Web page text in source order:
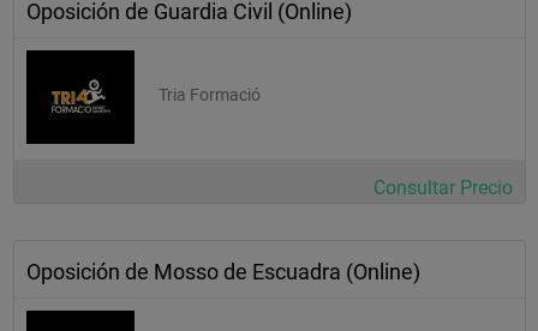
Oposición de Guardia Civil (Online)
Tria Formació
Consultar Precio
Oposición de Mosso de Escuadra (Online)